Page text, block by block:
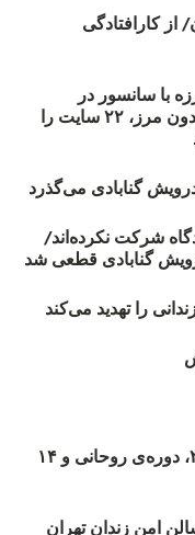
از کارافتادگی
با سانسور در
اینترنت: #آزادی هم‌آیند گزارشگران‌ بدون مرز، ۲۲ سایت را
گنابادی می‌گذرد
دادگاه شرکت نکرده‌اند/
را تهدید می‌کند
روند اعدام‌ها در ماه‌های مختلف ۲۰۱۸، دوره‌ی روحانی و ۱۴
امن زندان تهران